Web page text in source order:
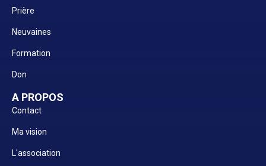
Prière
Neuvaines
Formation
Don
A PROPOS
Contact
Ma vision
L'association